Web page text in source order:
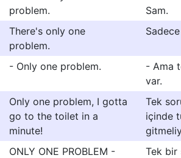
problem.
Sam.
There's only one
problem.
- Only one problem.
- Ama
var.
Only one problem, I gotta
go to the toilet in a
minute!
Tek
içinde
ONLY ONE PROBLEM -
Tek bir